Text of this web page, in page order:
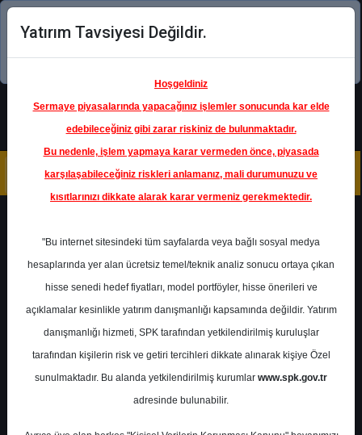
Şimdi uygulamayı indirin!
Ana Sayfa Raporlar
HSBC Yatırım
Rapor Detay
Otomotiv Sektörü Raporu
HSBC Yatırım 17 Aralık 2024
Yatırım Tavsiyesi Değildir.
Hoşgeldiniz
Sermaye piyasalarında yapacağınız işlemler sonucunda kar elde
edebileceğiniz gibi zarar riskiniz de bulunmaktadır.
Bu nedenle, işlem yapmaya karar vermeden önce, piyasada
karşılaşabileceğiniz riskleri anlamanız, mali durumunuzu ve
kısıtlarınızı dikkate alarak karar vermeniz gerekmektedir.
"Bu internet sitesindeki tüm sayfalarda veya bağlı sosyal medya
hesaplarında yer alan ücretsiz temel/teknik analiz sonucu ortaya çıkan
hisse senedi hedef fiyatları, model portföyler, hisse önerileri ve
açıklamalar kesinlikle yatırım danışmanlığı kapsamında değildir. Yatırım
danışmanlığı hizmeti, SPK tarafından yetkilendirilmiş kuruluşlar
tarafından kişilerin risk ve getiri tercihleri dikkate alınarak kişiye Özel
sunulmaktadır. Bu alanda yetkilendirilmiş kurumlar www.spk.gov.tr
adresinde bulunabilir.